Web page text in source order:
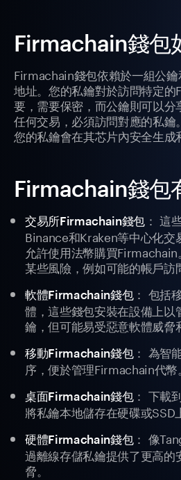
Firmachain錢包
Firmachain錢包依賴於一組公
地址。您的私鑰對於訪問特定
要，需要保密，而公鑰則可以
任何交易，必須訪問對應的私鑰
您的私鑰會在其芯片內安全生成
Firmachain錢包
交易所Firmachain錢包： 這
Binance和Kraken等中心化交
允許使用法幣購買
某些風險，例如可能的帳戶訪
軟體Firmachain錢包： 包括
體，這些錢包安裝在設備上
鑰，但可能易受惡意軟體威脅
移動Firmachain錢包： 為智
序，便於管理Firmachain代幣。
桌面Firmachain錢包： 下載
將私鑰本地儲存在硬碟或SSD
硬體Firmachain錢包： 像
過離線存儲私鑰提供了更高的
脅。